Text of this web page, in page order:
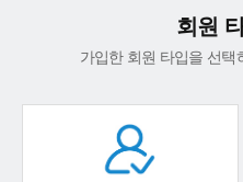
회원
가입한 회원 타입을 선택